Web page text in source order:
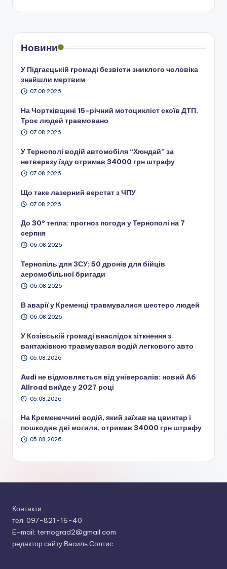
Новини
У Підгаєцькій громаді безвісти зниклого чоловіка
знайшли мертвим
07.08.2026
На Чортківщині 15-річний мотоцикліст скоїв ДТП.
Троє людей травмовано
07.08.2026
У Тернополі водій автомобіля “Хюндай” за
нетверезу їзду отримав 34000 грн штрафу
07.08.2026
Що таке лазерний верстат з ЧПУ
07.08.2026
До 30° тепла: прогноз погоди у Тернополі на 7
серпня
06.08.2026
Тернопіль для ЗСУ: 50 дронів для бійців
аеромобільної бригади
06.08.2026
В аварії у Кременці травмувалися шестеро людей
06.08.2026
У Козівській громаді внаслідок зіткнення з
вантажівкою травмувався водій легкового авто
05.08.2026
Audi не відмовляється від універсалів: новий A6
Allroad вийде у 2027 році
05.08.2026
На Кременеччині водій, який заїхав на цвинтар і
пошкодив дві могили, отримав 34000 грн штрафу
05.08.2026
Контакти
тел. 097-821-16-40
E-mail: ternograd2@gmail.com
редактор сайту Василь Солтис